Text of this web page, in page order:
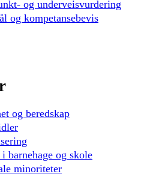
og underveisvurdering
og kompetansebevis
og beredskap
barnehage og skole
minoriteter